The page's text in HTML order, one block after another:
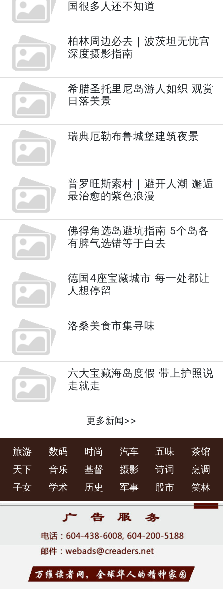
国很多人还不知道
柏林周边必去｜波茨坦无忧宫
深度摄影指南
希腊圣托里尼岛游人如织 观赏
日落美景
瑞典厄勒布鲁城堡建筑夜景
普罗旺斯索村｜避开人潮 邂逅
最治愈的紫色浪漫
佛得角选岛避坑指南 5个岛各
有脾气选错等于白去
德国4座宝藏城市 每一处都让
人想停留
洛桑美食市集寻味
六大宝藏海岛度假 带上护照说
走就走
更多新闻>>
旅游 数码 时尚 汽车 五味
茶馆
天下
音乐 基督 摄影 诗词
烹调
子女
学术 历史 军事 股市 笑林